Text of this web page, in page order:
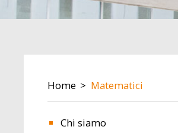
BREADCRUMB
Home Matematici
Chi siamo